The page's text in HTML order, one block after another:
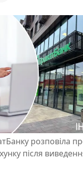
розповіла
після